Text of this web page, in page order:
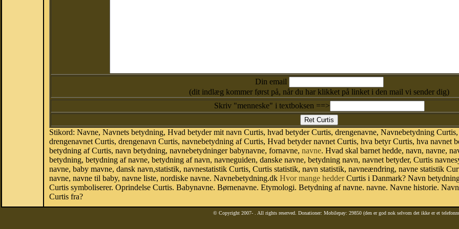
Din email
(dit indlæg kommer først på, når du har klikket på linket i den mail vi sender dig)
Skriv "menneske" i textboksen ==>
Stikord: Navne, Navnets betydning, Hvad betyder mit navn Curtis, hvad betyder Curtis, drengenavne, Navnebetydning
drengenavnet Curtis, drengenavn Curtis, navnebetydning af Curtis, Hvad betyder navnet Curtis, hva betyr Curtis, hva navnet
betydning af Curtis, navn betydning, navnebetydninger babynavne, fornavne, navne. Hvad skal barnet hedde, navn, navne,
betydning, betydning af navne, betydning af navn, navneguiden, danske navne, betydning navn, navnet betyder, Curtis
navne, baby mavne, dansk navn,statistik, navnestatistik Curtis, Curtis statistik, navn statistik, navneændring, navne statistik
navne, navne til baby, navne liste, nordiske navne. Navnebetydning.dk Hvor mange hedderCurtis i Danmark? Navn
Curtis symboliserer. Oprindelse Curtis. Babynavne. Børnenavne. Etymologi. Betydning af navne. navne. Navne historie.
Curtis fra?
© Copyright 2007- . All rights reserved. Donationer: Mobilepay: 29850 (den er god nok selvom det ikke er et